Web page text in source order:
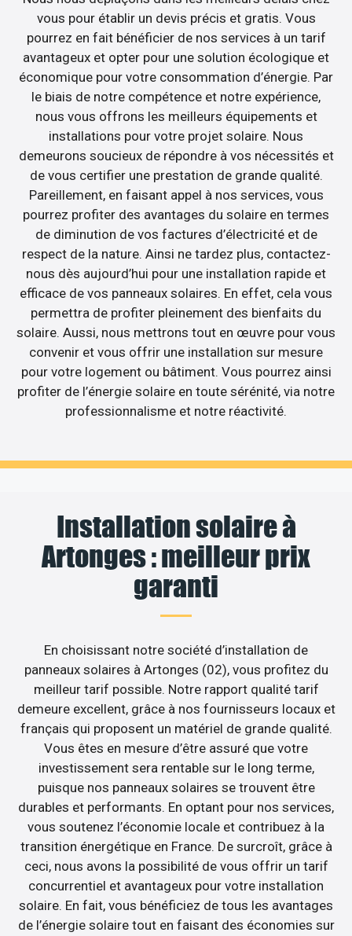
vous pour établir un devis précis et gratis. Vous
pourrez en fait bénéficier de nos services à un tarif
avantageux et opter pour une solution écologique et
économique pour votre consommation d’énergie. Par
le biais de notre compétence et notre expérience,
nous vous offrons les meilleurs équipements et
installations pour votre projet solaire. Nous
demeurons soucieux de répondre à vos nécessités et
de vous certifier une prestation de grande qualité.
Pareillement, en faisant appel à nos services, vous
pourrez profiter des avantages du solaire en termes
de diminution de vos factures d’électricité et de
respect de la nature. Ainsi ne tardez plus, contactez-
nous dès aujourd’hui pour une installation rapide et
efficace de vos panneaux solaires. En effet, cela vous
permettra de profiter pleinement des bienfaits du
solaire. Aussi, nous mettrons tout en œuvre pour vous
convenir et vous offrir une installation sur mesure
pour votre logement ou bâtiment. Vous pourrez ainsi
profiter de l’énergie solaire en toute sérénité, via notre
professionnalisme et notre réactivité.
Installation solaire à
Artonges : meilleur prix
garanti
En choisissant notre société d’installation de
panneaux solaires à Artonges (02), vous profitez du
meilleur tarif possible. Notre rapport qualité tarif
demeure excellent, grâce à nos fournisseurs locaux et
français qui proposent un matériel de grande qualité.
Vous êtes en mesure d’être assuré que votre
investissement sera rentable sur le long terme,
puisque nos panneaux solaires se trouvent être
durables et performants. En optant pour nos services,
vous soutenez l’économie locale et contribuez à la
transition énergétique en France. De surcroît, grâce à
ceci, nous avons la possibilité de vous offrir un tarif
concurrentiel et avantageux pour votre installation
solaire. En fait, vous bénéficiez de tous les avantages
de l’énergie solaire tout en faisant des économies sur